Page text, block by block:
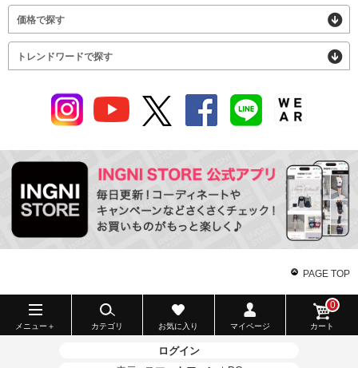
価格で探す
トレンドワードで探す
PAGE TOP
メニュー＋ カテゴリ お気に入り マイページ カート
0
ログイン